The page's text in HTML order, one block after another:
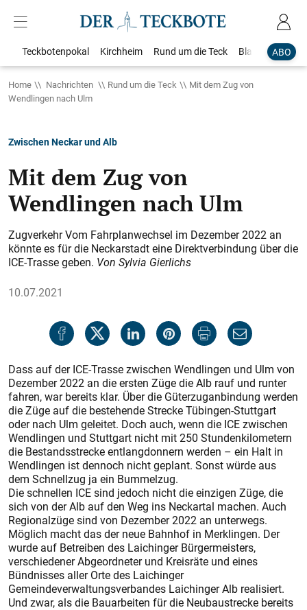
ABO
Teckbotenpokal Kirchheim Rund um die Teck Blaulicht
Home Nachrichten Rund um die Teck
Mit dem Zug von
Wendlingen nach Ulm
Zwischen Neckar und Alb
Mit dem Zug von
Wendlingen nach Ulm
Zugverkehr Vom Fahrplanwechsel im Dezember 2022 an
könnte es für die Neckarstadt eine Direktverbindung über die
ICE-Trasse geben. Von Sylvia Gierlichs
10.07.2021
Dass auf der ICE-Trasse zwischen Wendlingen und Ulm von
Dezember 2022 an die ersten Züge die Alb rauf und runter
fahren, war bereits klar. Über die Güterzuganbindung werden
die Züge auf die bestehende Strecke Tübingen-Stuttgart
oder nach Ulm geleitet. Doch auch, wenn die ICE zwischen
Wendlingen und Stuttgart nicht mit 250 Stundenkilometern
die Bestandsstrecke entlangdonnern werden – ein Halt in
Wendlingen ist dennoch nicht geplant. Sonst würde aus
dem Schnellzug ja ein Bummelzug.
Die schnellen ICE sind jedoch nicht die einzigen Züge, die
sich von der Alb auf den Weg ins Neckartal machen. Auch
Regionalzüge sind von Dezember 2022 an unterwegs.
Möglich macht das der neue Bahnhof in Merklingen. Der
wurde auf Betreiben des Laichinger Bürgermeisters,
verschiedener Abgeordneter und Kreisräte und eines
Bündnisses aller Orte des Laichinger
Gemeindeverwaltungsverbandes Laichinger Alb realisiert.
Und zwar, als die Bauarbeiten für die Neubaustrecke bereits